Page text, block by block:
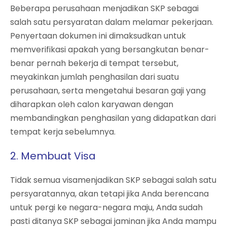
Beberapa perusahaan menjadikan SKP sebagai
salah satu persyaratan dalam melamar pekerjaan.
Penyertaan dokumen ini dimaksudkan untuk
memverifikasi apakah yang bersangkutan benar-
benar pernah bekerja di tempat tersebut,
meyakinkan jumlah penghasilan dari suatu
perusahaan, serta mengetahui besaran gaji yang
diharapkan oleh calon karyawan dengan
membandingkan penghasilan yang didapatkan dari
tempat kerja sebelumnya.
2. Membuat Visa
Tidak semua visamenjadikan SKP sebagai salah satu
persyaratannya, akan tetapi jika Anda berencana
untuk pergi ke negara-negara maju, Anda sudah
pasti ditanya SKP sebagai jaminan jika Anda mampu